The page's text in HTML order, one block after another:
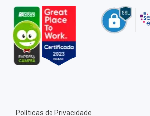
Políticas de Privacidade